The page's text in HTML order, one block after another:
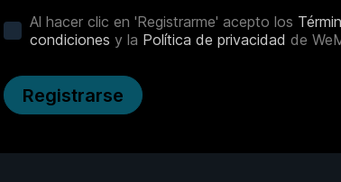
Registrarse
Al hacer clic en 'Registrarme' acepto los
condiciones y la Política de privacidad de